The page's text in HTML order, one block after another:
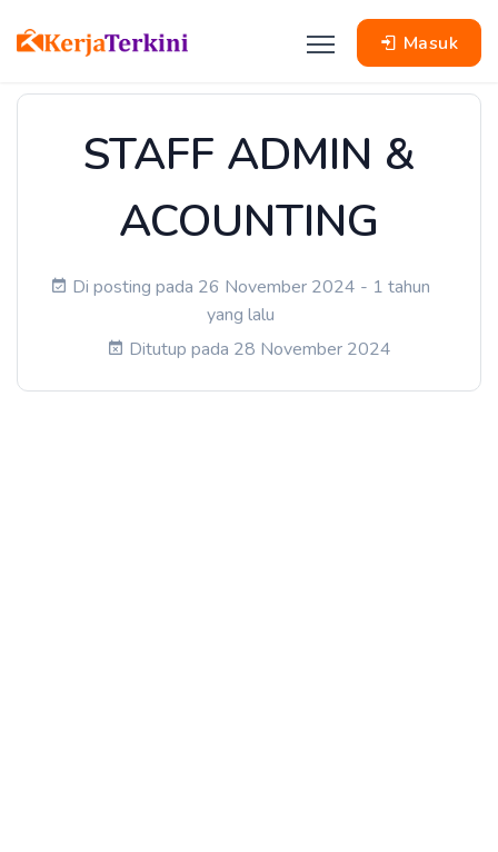
Masuk
STAFF ADMIN &
ACOUNTING
Di posting pada 26 November 2024 - 1 tahun
yang lalu
Ditutup pada 28 November 2024